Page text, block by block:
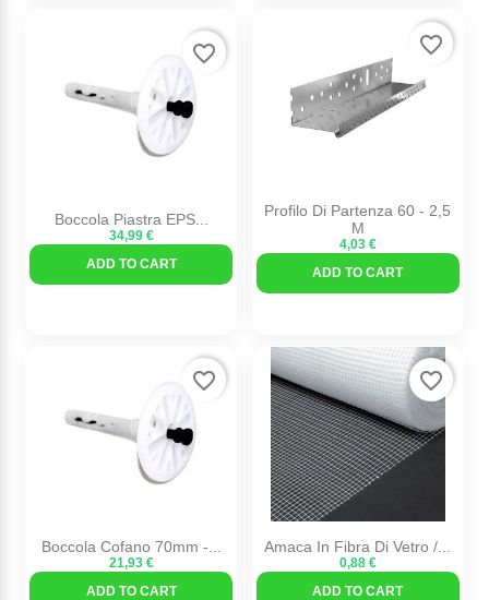
Boccola Piastra EPS...
34,99 €
ADD TO CART
favorite_border
Profilo Di Partenza 60 - 2,5
M
4,03 €
ADD TO CART
favorite_border
Boccola Cofano 70mm -...
21,93 €
ADD TO CART
favorite_border
Amaca In Fibra Di Vetro /...
0,88 €
ADD TO CART
favorite_border